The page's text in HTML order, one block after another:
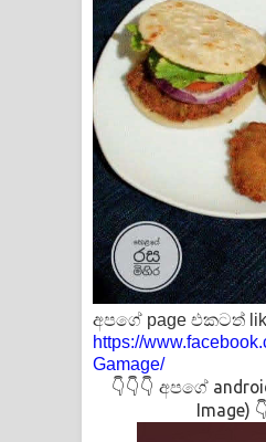
අපගේ page එකටත්
https://
Gamage/
👇👇👇 අපගේ
Image)